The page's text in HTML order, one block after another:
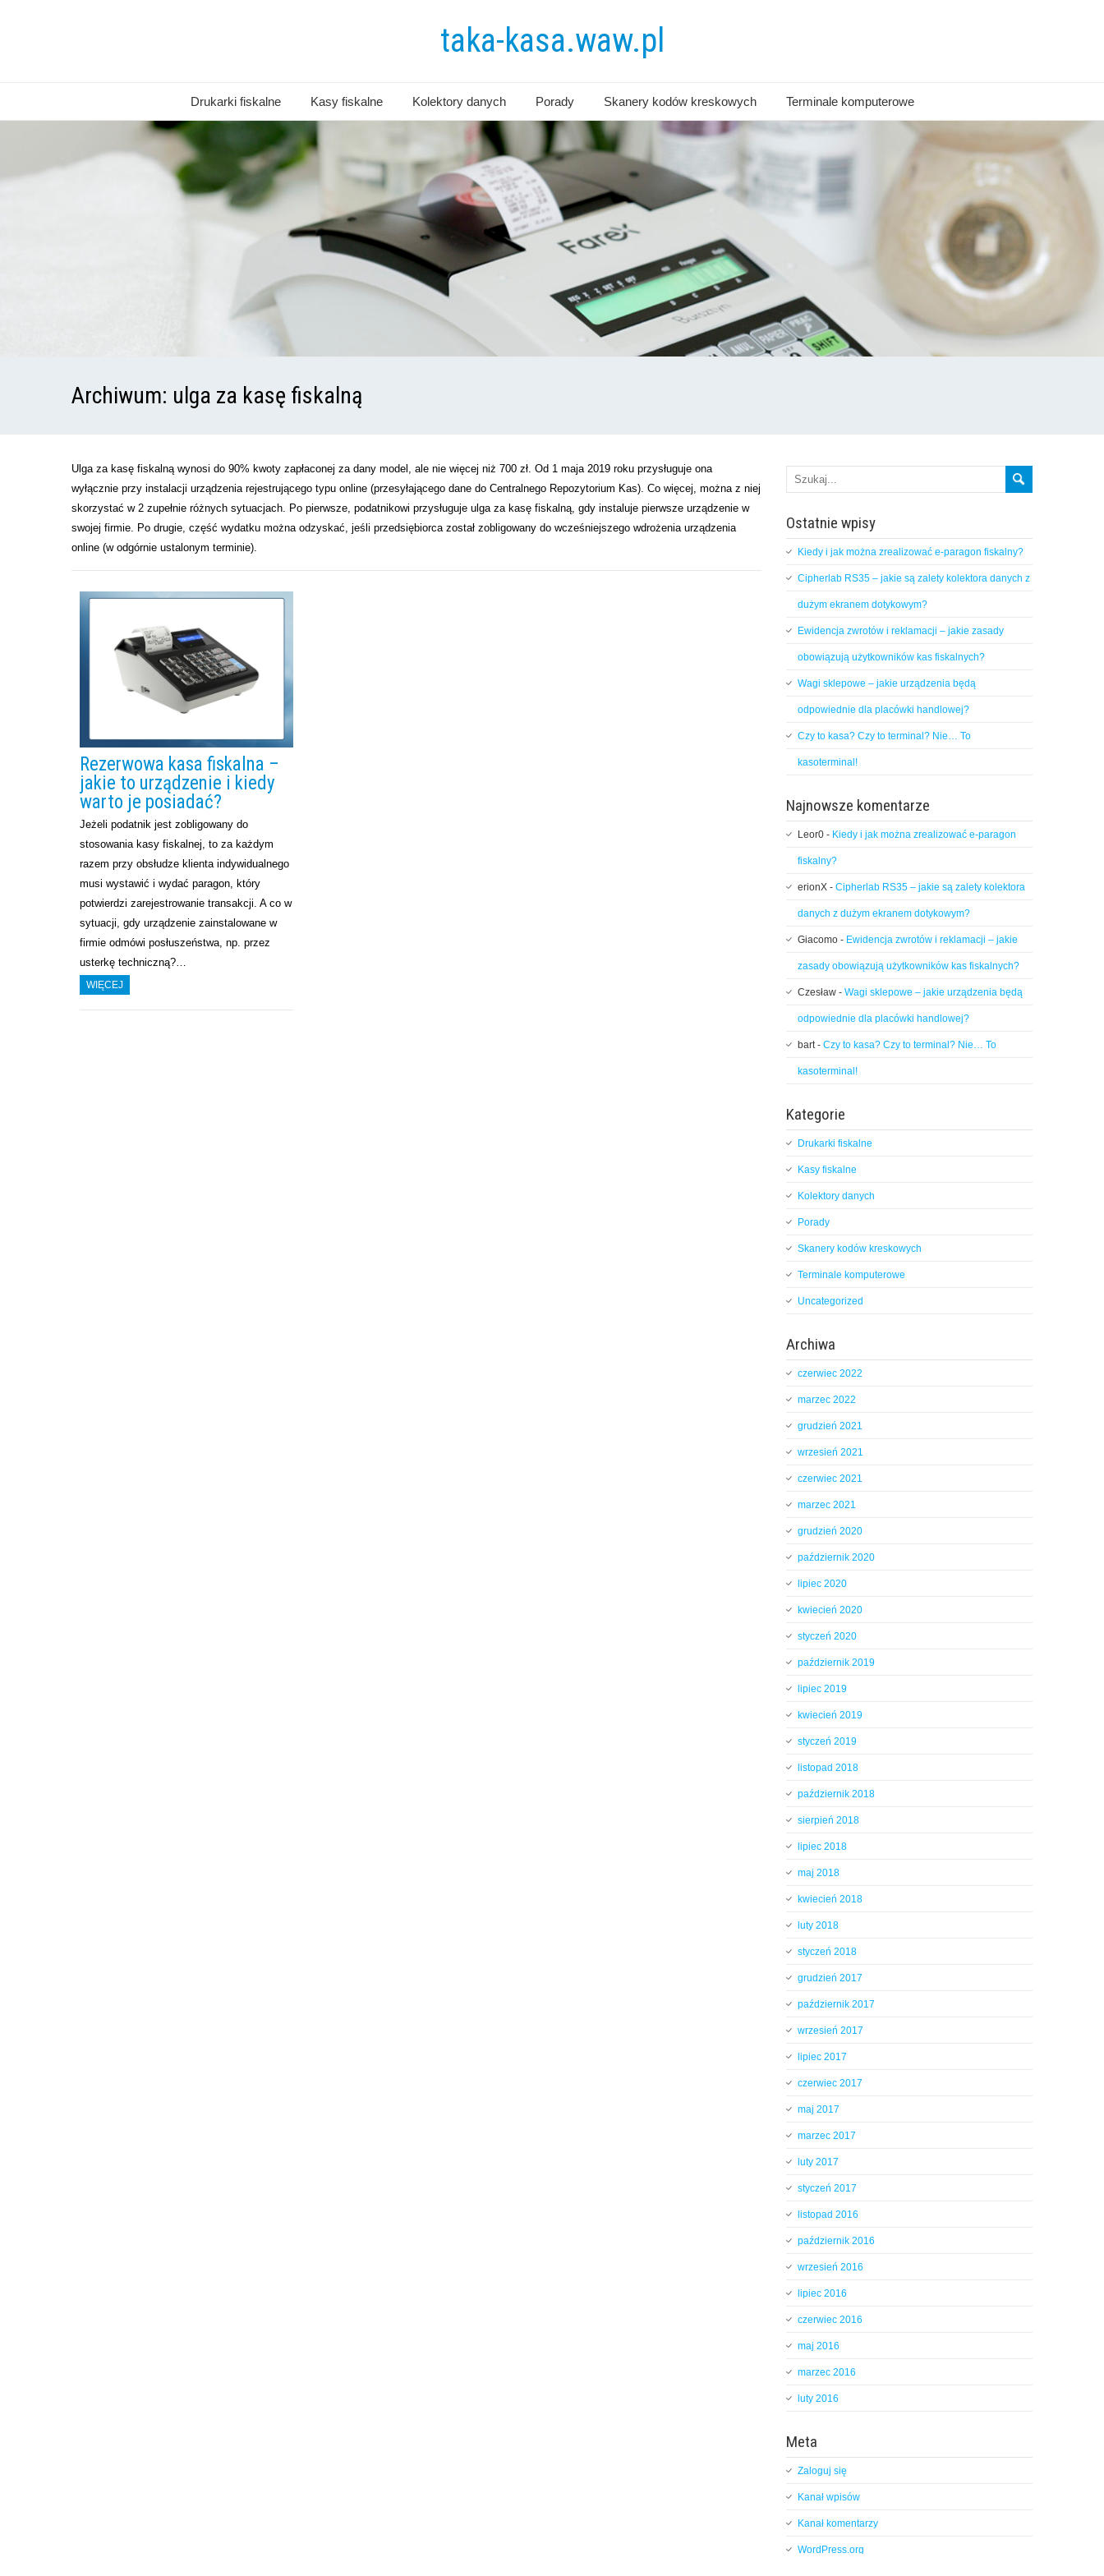
taka-kasa.waw.pl
Drukarki fiskalne Kasy fiskalne Kolektory danych Porady Skanery kodów kreskowych Terminale komputerowe
Archiwum: ulga za kasę fiskalną
Ulga za kasę fiskalną wynosi do 90% kwoty zapłaconej za dany model, ale nie więcej niż 700 zł. Od 1 maja 2019 roku przysługuje ona
wyłącznie przy instalacji urządzenia rejestrującego typu online (przesyłającego dane do Centralnego Repozytorium Kas). Co więcej, można z niej
skorzystać w 2 zupełnie różnych sytuacjach. Po pierwsze, podatnikowi przysługuje ulga za kasę fiskalną, gdy instaluje pierwsze urządzenie w
swojej firmie. Po drugie, część wydatku można odzyskać, jeśli przedsiębiorca został zobligowany do wcześniejszego wdrożenia urządzenia
online (w odgórnie ustalonym terminie).
Rezerwowa kasa fiskalna –
jakie to urządzenie i kiedy
warto je posiadać?
Jeżeli podatnik jest zobligowany do
stosowania kasy fiskalnej, to za każdym
razem przy obsłudze klienta indywidualnego
musi wystawić i wydać paragon, który
potwierdzi zarejestrowanie transakcji. A co w
sytuacji, gdy urządzenie zainstalowane w
firmie odmówi posłuszeństwa, np. przez
usterkę techniczną?…
WIĘCEJ
Ostatnie wpisy
Kiedy i jak można zrealizować e-paragon fiskalny?
Cipherlab RS35 – jakie są zalety kolektora danych z
dużym ekranem dotykowym?
Ewidencja zwrotów i reklamacji – jakie zasady
obowiązują użytkowników kas fiskalnych?
Wagi sklepowe – jakie urządzenia będą
odpowiednie dla placówki handlowej?
Czy to kasa? Czy to terminal? Nie… To
kasoterminal!
Najnowsze komentarze
Leor0 - Kiedy i jak można zrealizować e-paragon
fiskalny?
erionX - Cipherlab RS35 – jakie są zalety kolektora
danych z dużym ekranem dotykowym?
Giacomo - Ewidencja zwrotów i reklamacji – jakie
zasady obowiązują użytkowników kas fiskalnych?
Czesław - Wagi sklepowe – jakie urządzenia będą
odpowiednie dla placówki handlowej?
bart- Czy to kasa? Czy to terminal? Nie… To
kasoterminal!
Kategorie
Drukarki fiskalne
Kasy fiskalne
Kolektory danych
Porady
Skanery kodów kreskowych
Terminale komputerowe
Uncategorized
Archiwa
czerwiec 2022
marzec 2022
grudzień 2021
wrzesień 2021
czerwiec 2021
marzec 2021
grudzień 2020
październik 2020
lipiec 2020
kwiecień 2020
styczeń 2020
październik 2019
lipiec 2019
kwiecień 2019
styczeń 2019
listopad 2018
październik 2018
sierpień 2018
lipiec 2018
maj 2018
kwiecień 2018
luty 2018
styczeń 2018
grudzień 2017
październik 2017
wrzesień 2017
lipiec 2017
czerwiec 2017
maj 2017
marzec 2017
luty 2017
styczeń 2017
listopad 2016
październik 2016
wrzesień 2016
lipiec 2016
czerwiec 2016
maj 2016
marzec 2016
luty 2016
Meta
Zaloguj się
Kanał wpisów
Kanał komentarzy
WordPress.org